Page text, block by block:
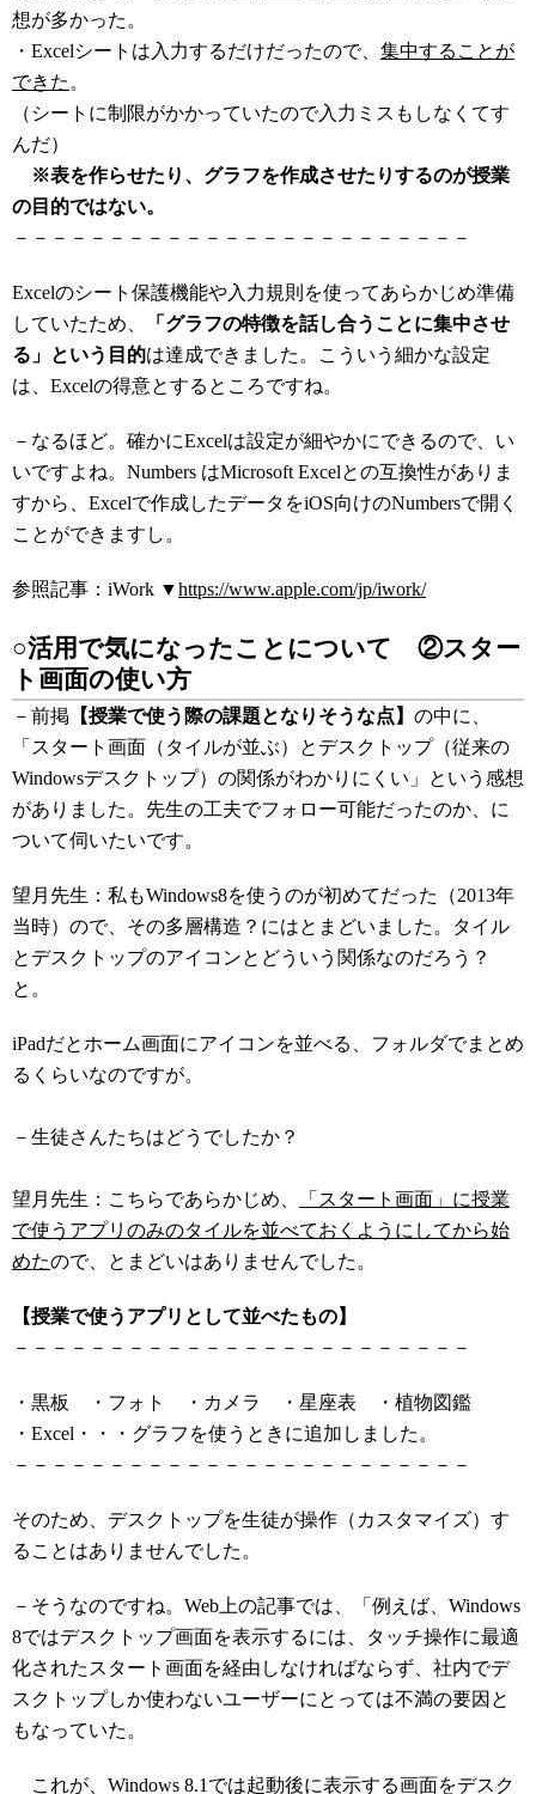
想が多かった。
・Excelシートは入力するだけだったので、 集中することが
できた 。
（シートに制限がかかっていたので入力ミスもしなくてす
んだ）
※表を作らせたり、グラフを作成させたりするのが授業
の目的ではない。
－－－－－－－－－－－－－－－－－－－－－－－－
Excelのシート保護機能や入力規則を使ってあらかじめ準備
していたため、
「グラフの特徴を話し合うことに集中させ
る」という目的は達成できました。こういう細かな設定
は、Excelの得意とするところですね。
－なるほど。確かにExcelは設定が細やかにできるので、い
いですよね。Numbers はMicrosoft Excelとの互換性がありま
すから、Excelで作成したデータをiOS向けのNumbersで開く
ことができますし。
参照記事：iWork ▼https://www.apple.com/jp/iwork/
○活用で気になったことについて ②スター
ト画面の使い方
－前掲 【授業で使う際の課題となりそうな点】 の中に、
「スタート画面（タイルが並ぶ）とデスクトップ（従来の
Windowsデスクトップ）の関係がわかりにくい」という感想
がありました。先生の工夫でフォロー可能だったのか、に
ついて伺いたいです。
望月先生：私もWindows8を使うのが初めてだった（2013年
当時）ので、その多層構造？にはとまどいました。タイル
とデスクトップのアイコンとどういう関係なのだろう？
と。
iPadだとホーム画面にアイコンを並べる、フォルダでまとめ
るくらいなのですが。
－生徒さんたちはどうでしたか？
望月先生：こちらであらかじめ、
「スタート画面」に授業
で使うアプリのみのタイルを並べておくようにしてから始
めたので、とまどいはありませんでした。
【授業で使うアプリとして並べたもの】
－－－－－－－－－－－－－－－－－－－－－－－－
・黒板 ・フォト ・カメラ ・星座表 ・植物図鑑
・Excel・・・グラフを使うときに追加しました。
－－－－－－－－－－－－－－－－－－－－－－－－
そのため、デスクトップを生徒が操作（カスタマイズ）す
ることはありませんでした。
－そうなのですね。Web上の記事では、「例えば、Windows
8ではデスクトップ画面を表示するには、タッチ操作に最適
化されたスタート画面を経由しなければならず、社内でデ
スクトップしか使わないユーザーにとっては不満の要因と
もなっていた。
これが、Windows 8.1では起動後に表示する画面をデスク